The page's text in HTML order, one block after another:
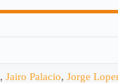
, Jairo Palacio, Jorge